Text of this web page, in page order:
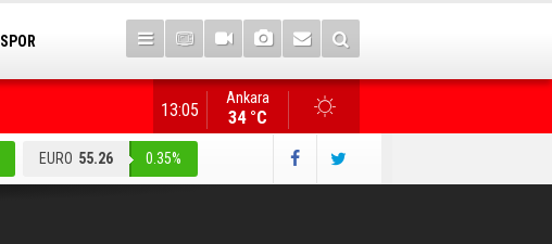
SPOR
Gazete manşetlerinde yeni gün...
Ankara
34 °C
13:05
EURO 55.26 0.35%